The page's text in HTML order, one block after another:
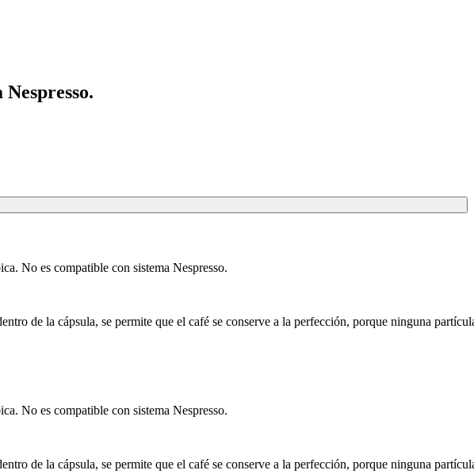
No es compatible con sistema Nespresso.
de la cápsula, se permite que el café se conserve a la perfección, porque ninguna
No es compatible con sistema Nespresso.
de la cápsula, se permite que el café se conserve a la perfección, porque ninguna